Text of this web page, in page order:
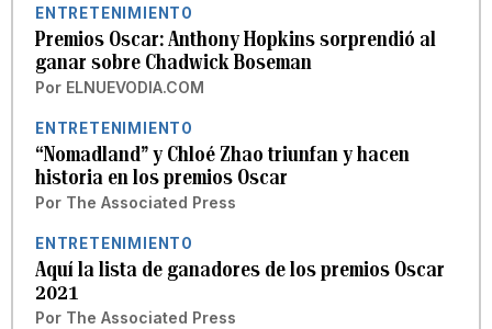
ENTRETENIMIENTO
Premios Oscar: Anthony Hopkins sorprendió al
ganar sobre Chadwick Boseman
Por ELNUEVODIA.COM
ENTRETENIMIENTO
“Nomadland” y Chloé Zhao triunfan y hacen
historia en los premios Oscar
Por The Associated Press
ENTRETENIMIENTO
Aquí la lista de ganadores de los premios Oscar
2021
Por The Associated Press